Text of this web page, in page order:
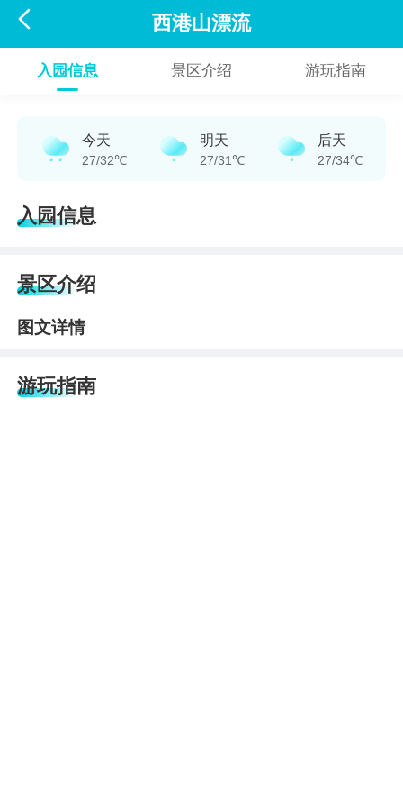
 西港山漂流
入园信息 景区介绍 游玩指南
今天
27/32℃
明天
27/31℃
后天
27/34℃
入园信息
景区介绍
图文详情
游玩指南